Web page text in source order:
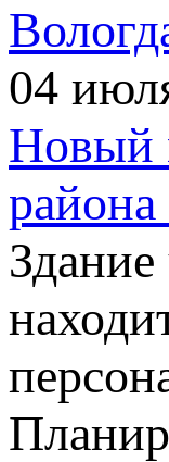
04
Новый